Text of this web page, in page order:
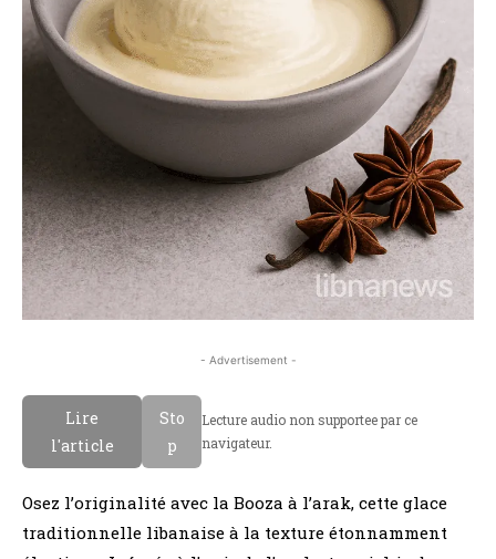
- Advertisement -
Lire
l'article
Sto
p
Lecture audio non supportee par ce
navigateur.
Osez l’originalité avec la Booza à l’arak, cette glace
traditionnelle libanaise à la texture étonnamment